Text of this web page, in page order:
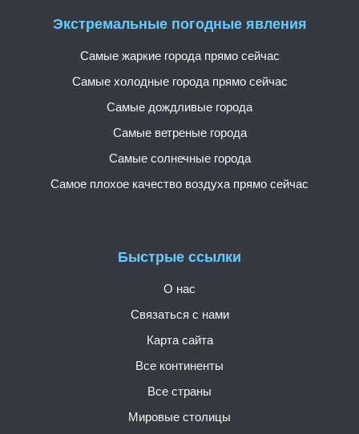
Быстрые ссылки
О нас
Связаться с нами
Карта сайта
Все континенты
Все страны
Мировые столицы
Экстремальные погодные явления
Самые жаркие города прямо сейчас
Самые холодные города прямо сейчас
Самые дождливые города
Самые ветреные города
Самые солнечные города
Самое плохое качество воздуха прямо сейчас